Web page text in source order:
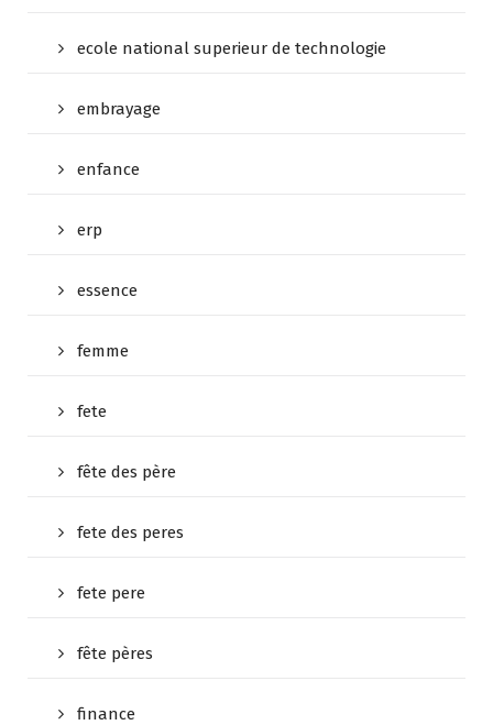
ecole national superieur de technologie
embrayage
enfance
erp
essence
femme
fete
fête des père
fete des peres
fete pere
fête pères
finance